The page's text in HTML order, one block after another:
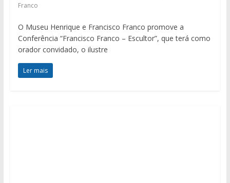
Franco
O Museu Henrique e Francisco Franco promove a
Conferência “Francisco Franco – Escultor”, que terá como
orador convidado, o ilustre
Ler mais